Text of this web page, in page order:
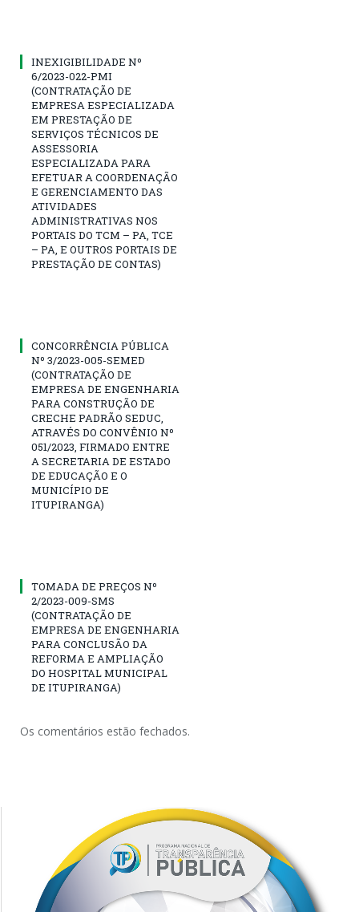
INEXIGIBILIDADE Nº
6/2023-022-PMI
(CONTRATAÇÃO DE
EMPRESA ESPECIALIZADA
EM PRESTAÇÃO DE
SERVIÇOS TÉCNICOS DE
ASSESSORIA
ESPECIALIZADA PARA
EFETUAR A COORDENAÇÃO
E GERENCIAMENTO DAS
ATIVIDADES
ADMINISTRATIVAS NOS
PORTAIS DO TCM – PA, TCE
– PA, E OUTROS PORTAIS DE
PRESTAÇÃO DE CONTAS)
CONCORRÊNCIA PÚBLICA
Nº 3/2023-005-SEMED
(CONTRATAÇÃO DE
EMPRESA DE ENGENHARIA
PARA CONSTRUÇÃO DE
CRECHE PADRÃO SEDUC,
ATRAVÉS DO CONVÊNIO Nº
051/2023, FIRMADO ENTRE
A SECRETARIA DE ESTADO
DE EDUCAÇÃO E O
MUNICÍPIO DE
ITUPIRANGA)
TOMADA DE PREÇOS Nº
2/2023-009-SMS
(CONTRATAÇÃO DE
EMPRESA DE ENGENHARIA
PARA CONCLUSÃO DA
REFORMA E AMPLIAÇÃO
DO HOSPITAL MUNICIPAL
DE ITUPIRANGA)
Os comentários estão fechados.